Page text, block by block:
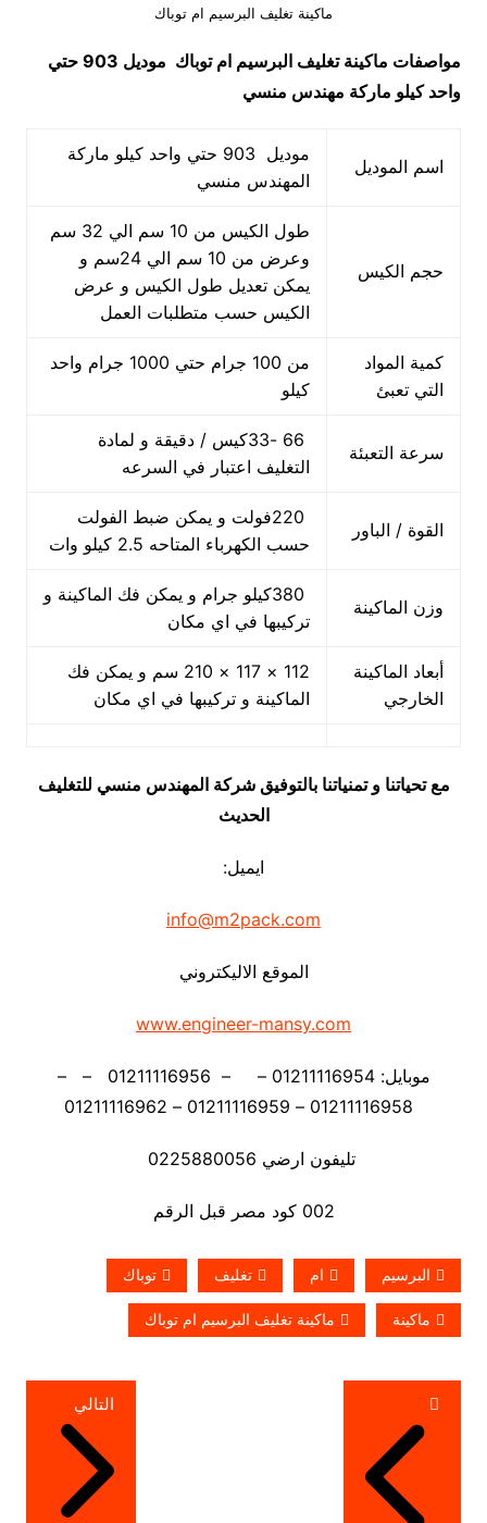
ماكينة تغليف البرسيم ام توباك
مواصفات ماكينة تغليف البرسيم ام توباك
موديل 903 حتي
واحد كيلو ماركة مهندس منسي
اسم الموديل
موديل 903 حتي واحد كيلو ماركة
المهندس منسي
حجم الكيس
طول الكيس من 10 سم الي 32 سم
وعرض من 10 سم الي 24سم و
يمكن تعديل طول الكيس و عرض
الكيس حسب متطلبات العمل
كمية المواد
التي تعبئ
من 100 جرام حتي 1000 جرام واحد
كيلو
سرعة التعبئة
66 -33كيس / دقيقة و لمادة
التغليف اعتبار في السرعه
القوة / الباور
220فولت و يمكن ضبط الفولت
حسب الكهرباء المتاحه 2.5 كيلو وات
وزن الماكينة
380كيلو جرام و يمكن فك الماكينة و
تركيبها في اي مكان
أبعاد الماكينة
الخارجي
112 × 117 × 210 سم و يمكن فك
الماكينة و تركيبها في اي مكان
مع تحياتنا و تمنياتنا بالتوفيق شركة المهندس منسي للتغليف
الحديث
ايميل:
info@m2pack.com
الموقع الاليكتروني
www.engineer-mansy.com
موبايل: 01211116954 – – 01211116956 – –
تليفون ارضي 0225880056
002 كود مصر قبل الرقم
البرسيم ام تغليف توباك
ماكينة ماكينة تغليف البرسيم ام توباك
تصفّح
المقالات
التالي